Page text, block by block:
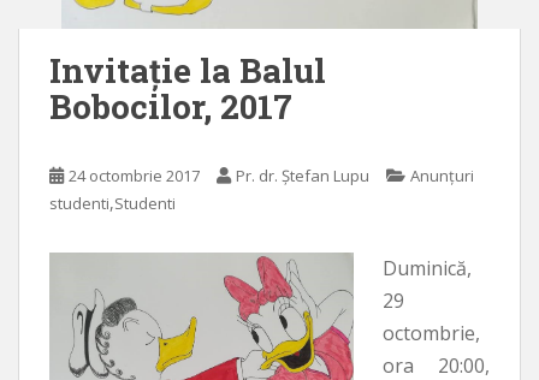
Invitație la Balul
Bobocilor, 2017
24 octombrie 2017 Pr. dr. Ștefan Lupu
Anunțuri
studenti,Studenti
Duminică,
29
octombrie,
ora 20:00,